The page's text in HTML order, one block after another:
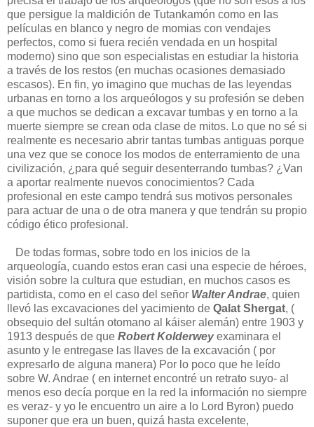
que persigue la maldición de Tutankamón como en las
películas en blanco y negro de momias con vendajes
perfectos, como si fuera recién vendada en un hospital
moderno) sino que son especialistas en estudiar la historia
a través de los restos (en muchas ocasiones demasiado
escasos). En fin, yo imagino que muchas de las leyendas
urbanas en torno a los arqueólogos y su profesión se deben
a que muchos se dedican a excavar tumbas y en torno a la
muerte siempre se crean oda clase de mitos. Lo que no sé si
realmente es necesario abrir tantas tumbas antiguas porque
una vez que se conoce los modos de enterramiento de una
civilización, ¿para qué seguir desenterrando tumbas? ¿Van
a aportar realmente nuevos conocimientos? Cada
profesional en este campo tendrá sus motivos personales
para actuar de una o de otra manera y que tendrán su propio
código ético profesional.
De todas formas, sobre todo en los inicios de la
arqueología, cuando estos eran casi una especie de héroes,
visión sobre la cultura que estudian, en muchos casos es
partidista, como en el caso del señor Walter Andrae, quien
llevó las excavaciones del yacimiento de Qalat Shergat, (
obsequio del sultán otomano al káiser alemán) entre 1903 y
1913 después de que Robert Kolderweyexaminara el
asunto y le entregase las llaves de la excavación ( por
expresarlo de alguna manera) Por lo poco que he leído
sobre W. Andrae ( en internet encontré un retrato suyo- al
menos eso decía porque en la red la información no siempre
es veraz- y yo le encuentro un aire a lo Lord Byron) puedo
suponer que era un buen, quizá hasta excelente,